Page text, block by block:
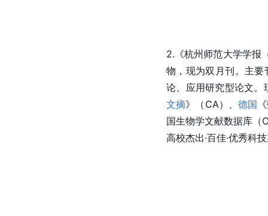
2.《杭州师范大学学报
物，现为双月刊。主要
论、应用研究型论文。
文摘》（CA）、 德国
国生物学文献数据库（
高校杰出·百佳·优秀科